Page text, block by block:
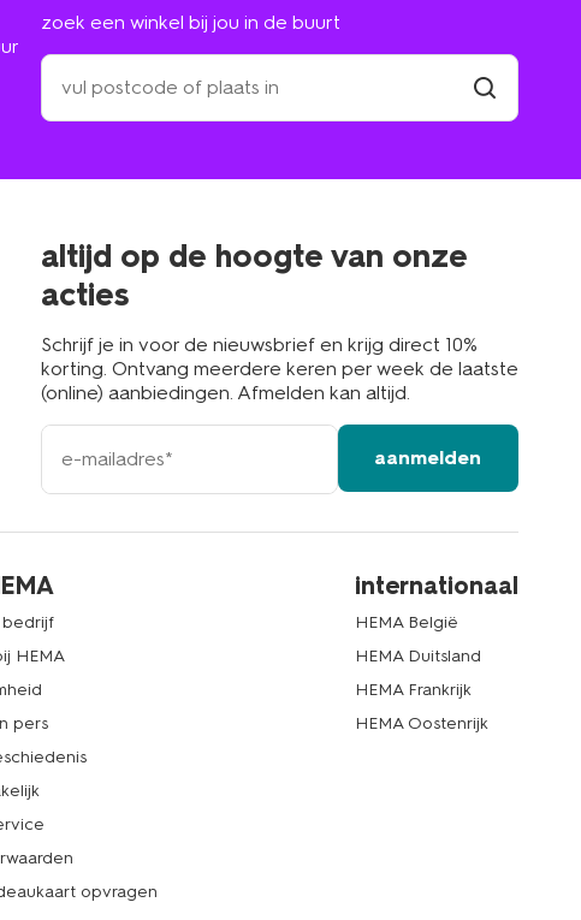
zoek een winkel bij jou in de buurt
zoek
een
winkel
in
altijd op de hoogte van onze
acties
Schrijf je in voor de nieuwsbrief en krijg direct 10%
korting. Ontvang meerdere keren per week de laatste
(online) aanbiedingen. Afmelden kan altijd.
e-
mailadres
aanmelden
bedrijf
HEMA
pers
opvragen
internationaal
HEMA België
HEMA Duitsland
HEMA Frankrijk
HEMA Oostenrijk